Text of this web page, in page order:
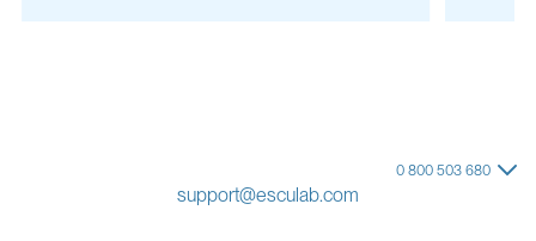
0 800 503 680
support@esculab.com